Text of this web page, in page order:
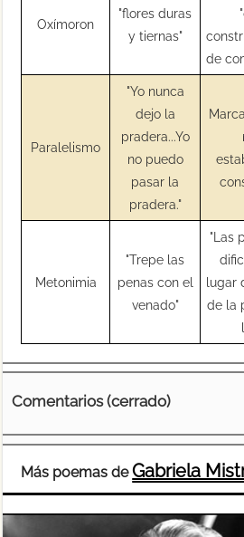
Oxímoron
"flores duras
y tiernas"
de
Paralelismo
"Yo nunca
dejo la
pradera...Yo
no puedo
pasar la
pradera."
Metonimia
"Trepe las
penas con el
venado"
"Las
lugar
de la
Comentarios (cerrado)
Más poemas deGabriela